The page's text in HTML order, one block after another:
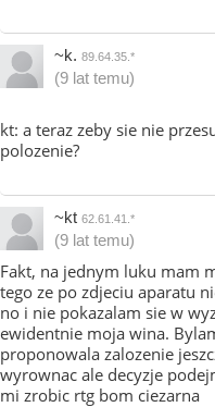
~k. 89.64.35.*
(9 lat temu)
kt: a teraz zeby sie nie
polozenie?
~kt 62.61.41.*
(9 lat temu)
Fakt, na jednym luku mam
tego ze po zdjeciu aparatu
no i nie pokazalam sie w
ewidentnie moja wina.
proponowala zalozenie
wyrownac ale decyzje
mi zrobic rtg bom ciezarna